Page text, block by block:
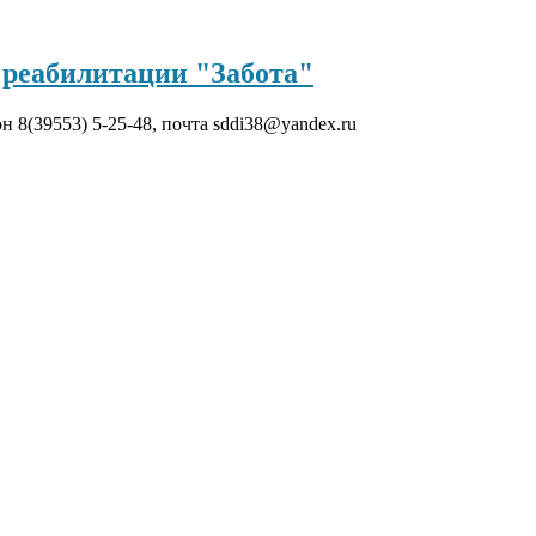
"Забота"
8(39553) 5-25-48, почта sddi38@yandex.ru